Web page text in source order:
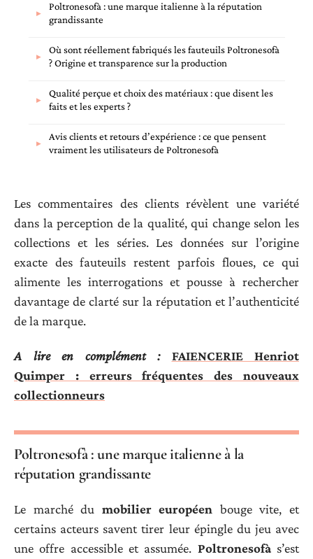
Poltronesofà : une marque italienne à la réputation
grandissante
Où sont réellement fabriqués les fauteuils Poltronesofà
? Origine et transparence sur la production
Qualité perçue et choix des matériaux : que disent les
faits et les experts ?
Avis clients et retours d’expérience : ce que pensent
vraiment les utilisateurs de Poltronesofà
Les commentaires des clients révèlent une variété
dans la perception de la qualité, qui change selon les
collections et les séries. Les données sur l’origine
exacte des fauteuils restent parfois floues, ce qui
alimente les interrogations et pousse à rechercher
davantage de clarté sur la réputation et l’authenticité
de la marque.
A lire en complément :
FAIENCERIE Henriot
Quimper : erreurs fréquentes des nouveaux
collectionneurs
Poltronesofà : une marque italienne à la
réputation grandissante
Le marché du mobilier européen bouge vite, et
certains acteurs savent tirer leur épingle du jeu avec
une offre accessible et assumée. Poltronesofàs’est